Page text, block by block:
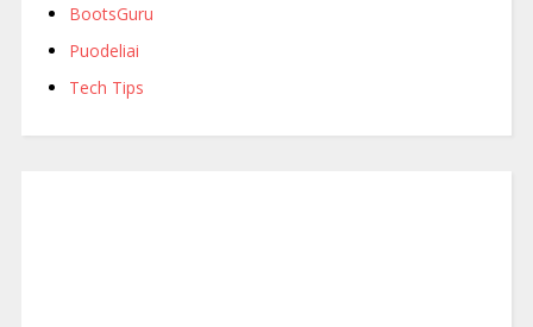
BootsGuru
Puodeliai
Tech Tips